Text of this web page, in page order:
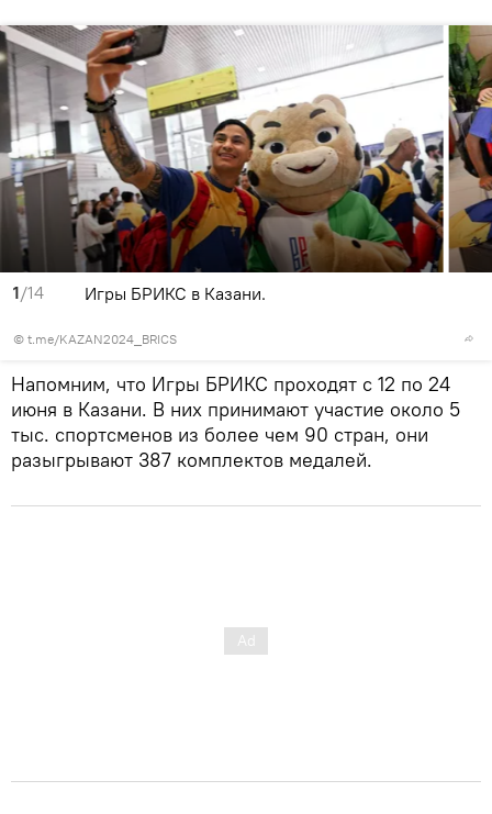
1/14
© t.me/KAZAN2024_BRICS
Игры БРИКС в Казани.
Напомним, что Игры БРИКС проходят с 12 по 24
июня в Казани. В них принимают участие около 5
тыс. спортсменов из более чем 90 стран, они
разыгрывают 387 комплектов медалей.